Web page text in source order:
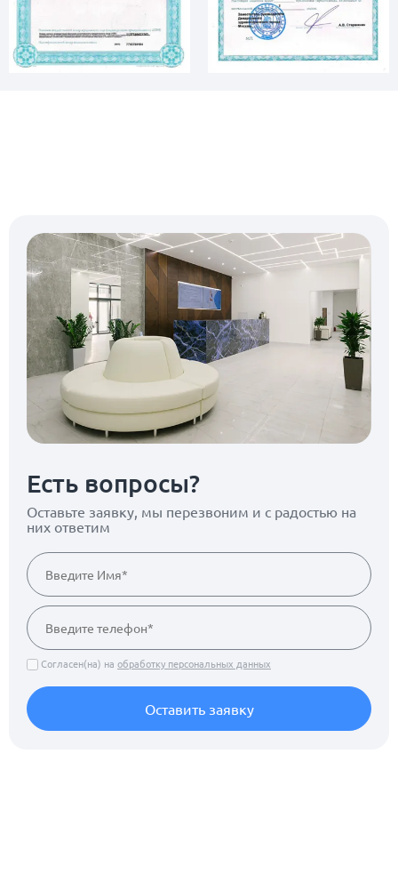
Есть вопросы?
Оставьте заявку, мы перезвоним и с радостью на
них ответим
Согласен(на) на обработку персональных данных
Оставить заявку